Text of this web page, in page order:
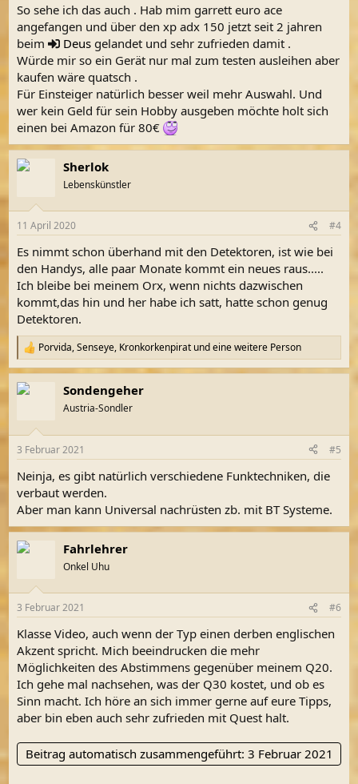
:
So sehe ich das auch . Hab mim garrett euro ace
angefangen und über den xp adx 150 jetzt seit 2 jahren
beim
Deus gelandet und sehr zufrieden damit .
Würde mir so ein Gerät nur mal zum testen ausleihen aber
kaufen wäre quatsch .
Für Einsteiger natürlich besser weil mehr Auswahl. Und
wer kein Geld für sein Hobby ausgeben möchte holt sich
einen bei Amazon für 80€
Sherlok
Lebenskünstler
11 April 2020 #4
Es nimmt schon überhand mit den Detektoren, ist wie bei
den Handys, alle paar Monate kommt ein neues raus.....
Ich bleibe bei meinem Orx, wenn nichts dazwischen
kommt,das hin und her habe ich satt, hatte schon genug
Detektoren.
R
e
a
k
e
:
Porvida,Senseye, Kronkorkenpirat und eine weitere Person
Sondengeher
Austria-Sondler
3 Februar 2021 #5
Neinja, es gibt natürlich verschiedene Funktechniken, die
verbaut werden.
Aber man kann Universal nachrüsten zb. mit BT Systeme.
Fahrlehrer
Onkel Uhu
3 Februar 2021 #6
Klasse Video, auch wenn der Typ einen derben englischen
Akzent spricht. Mich beeindrucken die mehr
Möglichkeiten des Abstimmens gegenüber meinem Q20.
Ich gehe mal nachsehen, was der Q30 kostet, und ob es
Sinn macht. Ich höre an sich immer gerne auf eure Tipps,
aber bin eben auch sehr zufrieden mit Quest halt.
Beitrag automatisch zusammengeführt: 3 Februar 2021